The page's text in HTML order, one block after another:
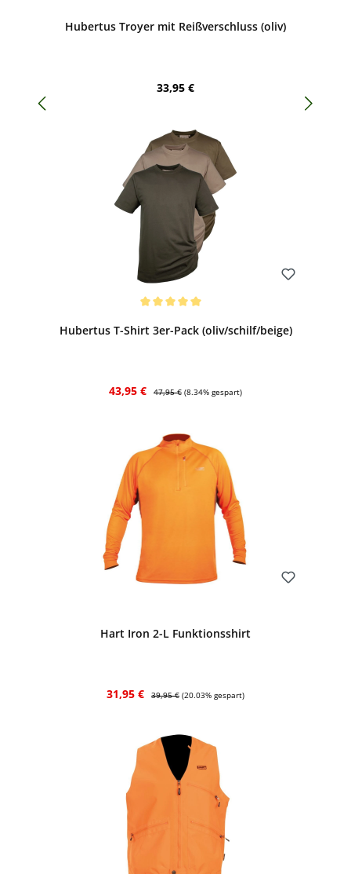
Hubertus Troyer mit Reißverschluss (oliv)
Regulärer Preis:
33,95 €
Hubertus T-Shirt 3er-Pack (oliv/schilf/beige)
Verkaufspreis:
43,95 € Regulärer Preis:
47,95 € (8.34% gespart)
Hart Iron 2-L Funktionsshirt
Verkaufspreis:
31,95 € Regulärer Preis:
39,95 € (20.03% gespart)